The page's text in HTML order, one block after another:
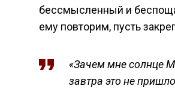
бессмысленный и
ему повторим, пусть
«Зачем мне солнце
завтра это не